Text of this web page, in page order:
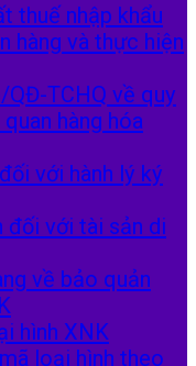
thuế nhập khẩu
hàng và thực hiện
QĐ-TCHQ về quy
hàng hóa
với hành lý ký
đối với tài sản di
về bảo quản
hình XNK
loại hình theo